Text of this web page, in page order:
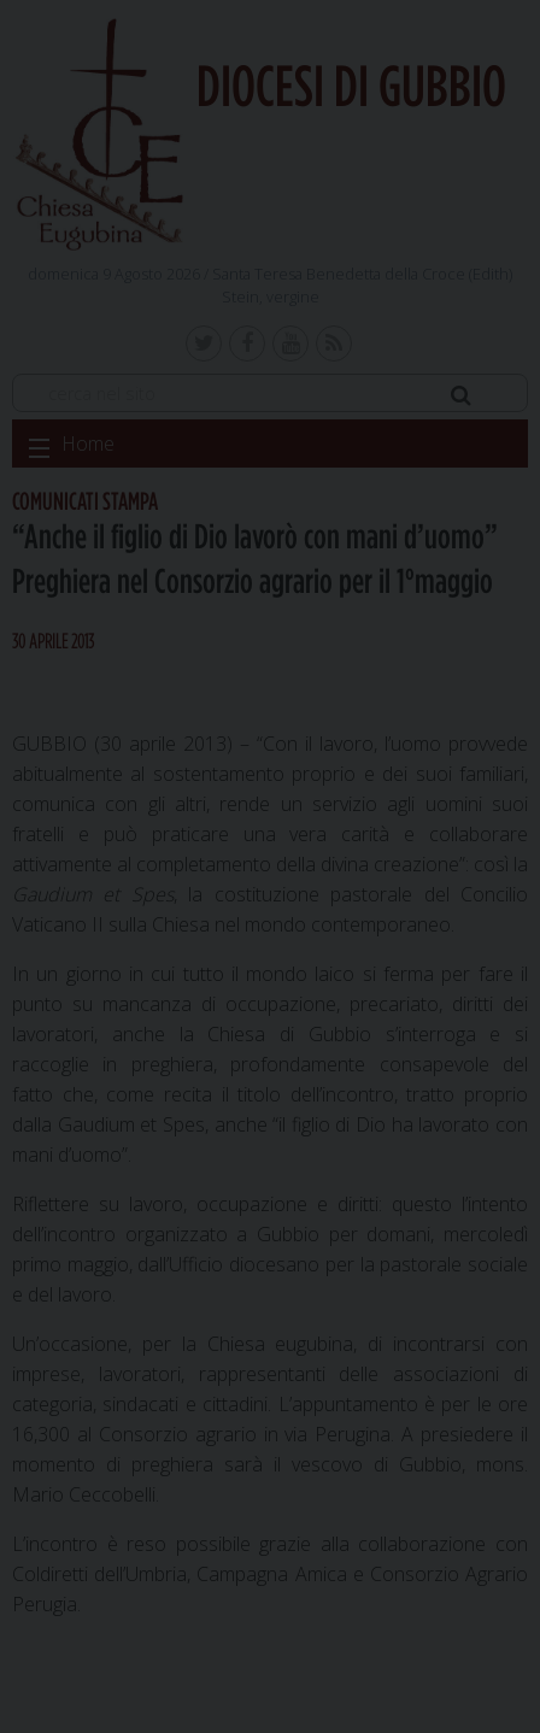
DIOCESI DI GUBBIO
Skip
to
content
Home
COMUNICATI STAMPA
“Anche il figlio di Dio lavorò con mani d’uomo”
Preghiera nel Consorzio agrario per il 1°maggio
30 APRILE 2013
GUBBIO (30 aprile 2013) – “Con il lavoro, l’uomo provvede
abitualmente al sostentamento proprio e dei suoi familiari,
comunica con gli altri, rende un servizio agli uomini suoi
fratelli e può praticare una vera carità e collaborare
attivamente al completamento della divina creazione”: così la
Gaudium et Spes, la costituzione pastorale del Concilio
Vaticano II sulla Chiesa nel mondo contemporaneo.
In un giorno in cui tutto il mondo laico si ferma per fare il
punto su mancanza di occupazione, precariato, diritti dei
lavoratori, anche la Chiesa di Gubbio s’interroga e si
raccoglie in preghiera, profondamente consapevole del
fatto che, come recita il titolo dell’incontro, tratto proprio
dalla Gaudium et Spes, anche “il figlio di Dio ha lavorato con
mani d’uomo”.
Riflettere su lavoro, occupazione e diritti: questo l’intento
dell’incontro organizzato a Gubbio per domani, mercoledì
primo maggio, dall’Ufficio diocesano per la pastorale sociale
e del lavoro.
Un’occasione, per la Chiesa eugubina, di incontrarsi con
imprese, lavoratori, rappresentanti delle associazioni di
categoria, sindacati e cittadini. L’appuntamento è per le ore
16,300 al Consorzio agrario in via Perugina. A presiedere il
momento di preghiera sarà il vescovo di Gubbio, mons.
Mario Ceccobelli.
L’incontro è reso possibile grazie alla collaborazione con
Coldiretti dell’Umbria, Campagna Amica e Consorzio Agrario
Perugia.